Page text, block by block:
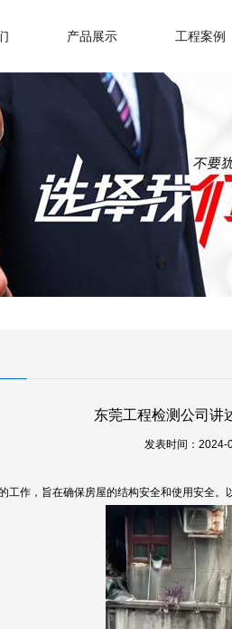
产品展示 工程案例
东莞工程检测公司讲
发表时间：
工作，旨在确保房屋的结构安全和使用安全。